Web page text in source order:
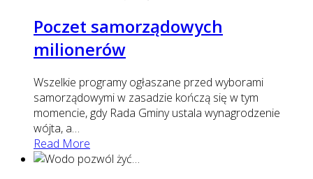
Poczet samorządowych
milionerów
Wszelkie programy ogłaszane przed wyborami
samorządowymi w zasadzie kończą się w tym
momencie, gdy Rada Gminy ustala wynagrodzenie
wójta, a…
Read More